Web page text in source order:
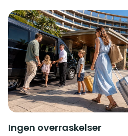
Ingen overraskelser